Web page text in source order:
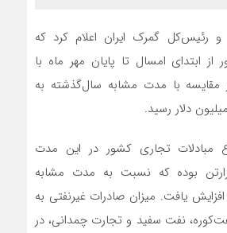
و رئیس‌کل گمرک ایران اعلام کرد که
ابتدای امسال تا پایان مهر ماه با
مقایسه با مدت مشابه سال‌گذشته به
مبادلات تجاری کشور در این مدت
و ۴۰۰‌هزار‌تن بوده که نسبت به مدت مشابه
افزایش یافت. میزان صادرات غیرنفتی به
نفت سفید و تجارت چمدانی، در